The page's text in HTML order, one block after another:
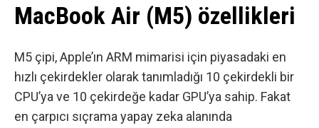
MacBook Air (M5) özellikleri
M5 çipi, Apple’ın ARM mimarisi için piyasadaki en
hızlı çekirdekler olarak tanımladığı 10 çekirdekli bir
CPU’ya ve 10 çekirdeğe kadar GPU’ya sahip. Fakat
en çarpıcı sıçrama yapay zeka alanında